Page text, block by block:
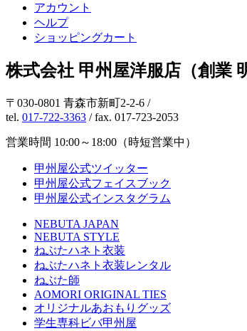
アカウント
ヘルプ
ショッピングカート
株式会社 甲州屋洋服店（創業
〒030-0801 青森市新町2-2-6 /
tel. 017-722-3363 / fax. 017-723-2053
営業時間 10:00～18:00（時短営業中）
甲州屋公式ツイッター
甲州屋公式フェイスブック
甲州屋公式インスタグラム
NEBUTA JAPAN
NEBUTA STYLE
ねぶたハネト衣装
ねぶたハネト衣装レンタル
ねぶた師
AOMORI ORIGINAL TIES
オリジナルあおもりグッズ
学生専科ビバ甲州屋